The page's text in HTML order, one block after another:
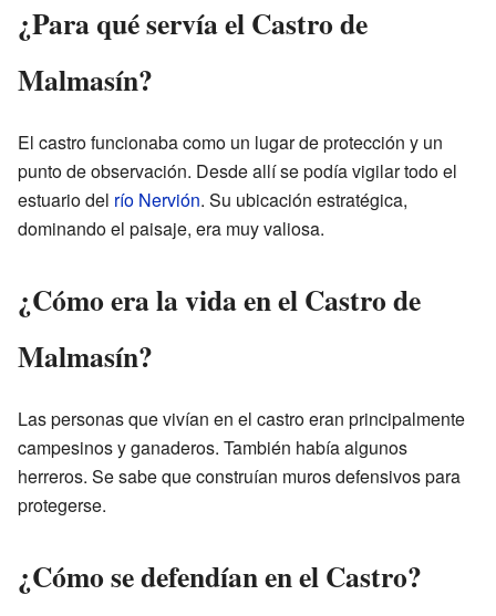
¿Para qué servía el Castro de
Malmasín?
El castro funcionaba como un lugar de protección y un
punto de observación. Desde allí se podía vigilar todo el
estuario del río Nervión. Su ubicación estratégica,
dominando el paisaje, era muy valiosa.
¿Cómo era la vida en el Castro de
Malmasín?
Las personas que vivían en el castro eran principalmente
campesinos y ganaderos. También había algunos
herreros. Se sabe que construían muros defensivos para
protegerse.
¿Cómo se defendían en el Castro?